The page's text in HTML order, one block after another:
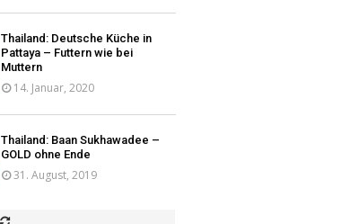
Thailand: Deutsche Küche in
Pattaya – Futtern wie bei
Muttern
14. Januar, 2020
Thailand: Baan Sukhawadee –
GOLD ohne Ende
31. August, 2019